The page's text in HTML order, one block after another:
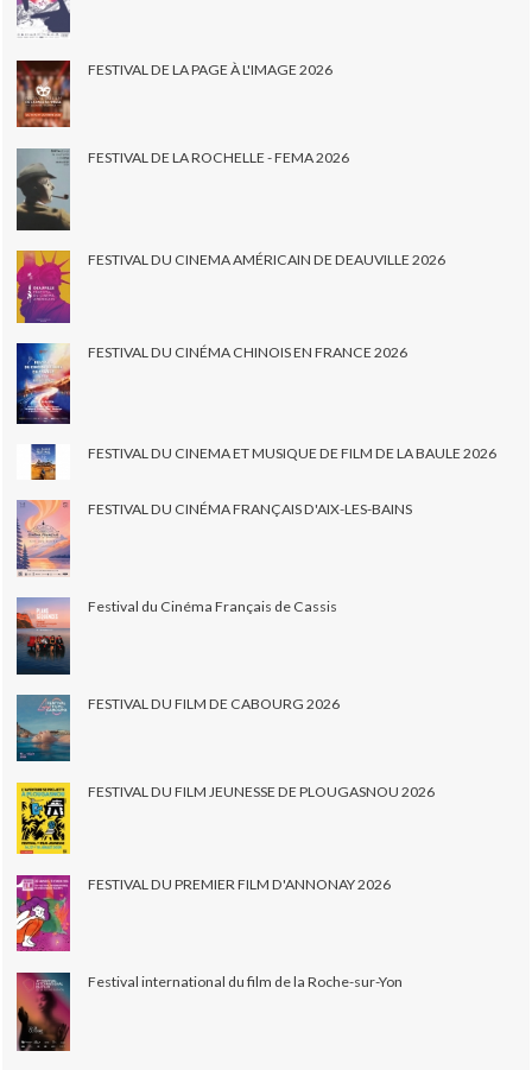
FESTIVAL DE LA PAGE À L'IMAGE 2026
FESTIVAL DE LA ROCHELLE - FEMA 2026
FESTIVAL DU CINEMA AMÉRICAIN DE DEAUVILLE 2026
FESTIVAL DU CINÉMA CHINOIS EN FRANCE 2026
FESTIVAL DU CINEMA ET MUSIQUE DE FILM DE LA BAULE 2026
FESTIVAL DU CINÉMA FRANÇAIS D'AIX-LES-BAINS
Festival du Cinéma Français de Cassis
FESTIVAL DU FILM DE CABOURG 2026
FESTIVAL DU FILM JEUNESSE DE PLOUGASNOU 2026
FESTIVAL DU PREMIER FILM D'ANNONAY 2026
Festival international du film de la Roche-sur-Yon